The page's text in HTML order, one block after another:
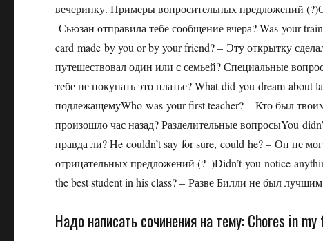
вечеринку. Примеры вопросительных предложений
Сьюзан отправила тебе сообщение вчера? Was your
card made by you or by your friend? – Эту открытку
путешествовал один или с семьей? Специальные
тебе не покупать это платье? What did you dream
подлежащемуWho was your first teacher? – Кто был
произошло час назад? Разделительные вопросыYou
правда ли? He couldn’t say for sure, could he? – Он не
отрицательных предложений (?–)Didn’t you notice
the best student in his class? – Разве Билли не был
Надо написать сочинения на тему: Chores in